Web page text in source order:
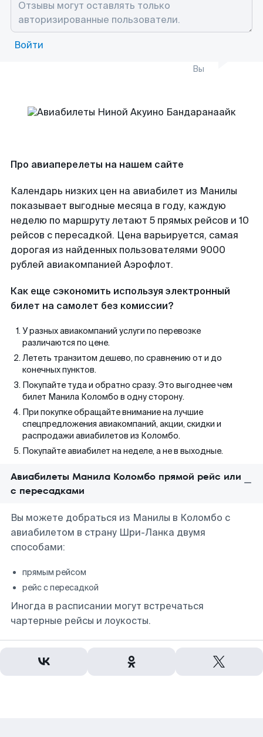
Войти
Вы
Про авиаперелеты на нашем сайте
Календарь низких цен на авиабилет из Манилы
показывает выгодные месяца в году, каждую
неделю по маршруту летают 5 прямых рейсов и 10
рейсов с пересадкой. Цена варьируется, самая
дорогая из найденных пользователями 9000
рублей авиакомпанией Аэрофлот.
Как еще сэкономить используя электронный
билет на самолет без комиссии?
У разных авиакомпаний услуги по перевозке
различаются по цене.
Лететь транзитом дешево, по сравнению от и до
конечных пунктов.
Покупайте туда и обратно сразу. Это выгоднее чем
билет Манила Коломбо в одну сторону.
При покупке обращайте внимание на лучшие
спецпредложения авиакомпаний, акции, скидки и
распродажи авиабилетов из Коломбо.
Покупайте авиабилет на неделе, а не в выходные.
Авиабилеты Манила Коломбо прямой рейс или
с пересадками
Вы можете добраться из Манилы в Коломбо с
авиабилетом в страну Шри-Ланка двумя
способами:
прямым рейсом
рейс с пересадкой
Иногда в расписании могут встречаться
чартерные рейсы и лоукосты.